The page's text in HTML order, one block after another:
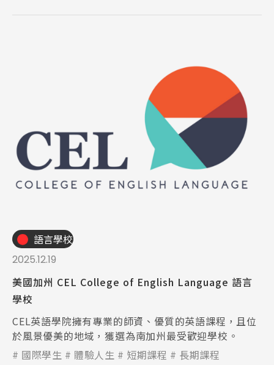
語言學校
2025.12.19
美國加州 CEL College of English Language 語言
學校
CEL英語學院擁有專業的師資、優質的英語課程，且位
於風景優美的地域，獲選為南加州最受歡迎學校。
國際學生
體驗人生 短期課程 長期課程